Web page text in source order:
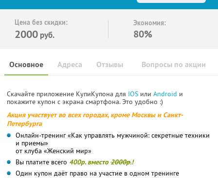
Цена без скидки:
2000 руб.
Экономия:
80%
Основное Отзывы Вопросы по акции
Адреса
Скачайте приложение КупиКупона для IOS или Android и
покажите купон с экрана смартфона. Это удобно :)
Акция участвует во всех городах, кроме Москвы и Санкт-
Петербурга
Онлайн-тренинг «Как управлять мужчиной: секретные техники
и приемы»
от клуба «Женский мир»
Вы платите всего 400р. вместо 2000р.!
Один купон даёт право на участие в одном тренинге